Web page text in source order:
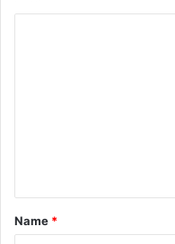
*
Name *